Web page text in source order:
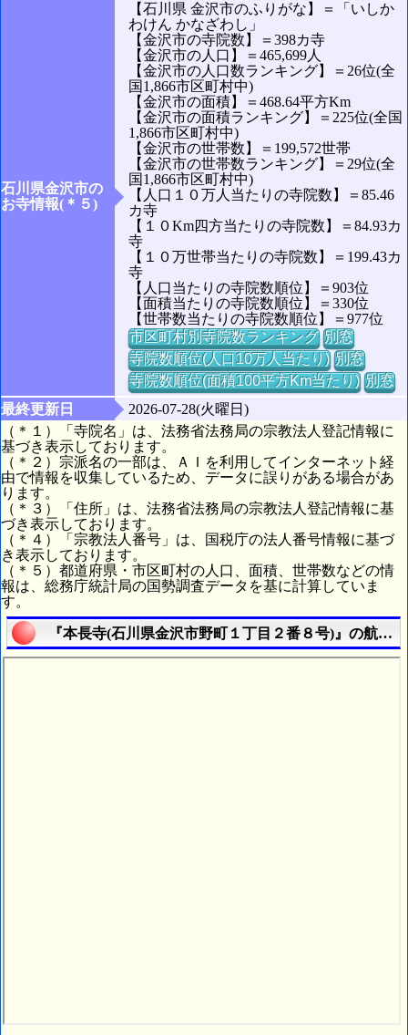
石川県金沢市の
お寺情報(＊５)
【石川県 金沢市のふりがな】＝「いしか
わけん かなざわし」
【金沢市の寺院数】＝398カ寺
【金沢市の人口】＝465,699人
【金沢市の人口数ランキング】＝26位(全
国1,866市区町村中)
【金沢市の面積】＝468.64平方Km
【金沢市の面積ランキング】＝225位(全国
1,866市区町村中)
【金沢市の世帯数】＝199,572世帯
【金沢市の世帯数ランキング】＝29位(全
国1,866市区町村中)
【人口１０万人当たりの寺院数】＝85.46
カ寺
【１０Km四方当たりの寺院数】＝84.93カ
寺
【１０万世帯当たりの寺院数】＝199.43カ
寺
【人口当たりの寺院数順位】＝903位
【面積当たりの寺院数順位】＝330位
【世帯数当たりの寺院数順位】＝977位
市区町村別寺院数ランキング 別窓
寺院数順位(人口10万人当たり) 別窓
寺院数順位(面積100平方Km当たり) 別窓
最終更新日
2026-07-28(火曜日)
（＊１）「寺院名」は、法務省法務局の宗教法人登記情報に
基づき表示しております。
（＊２）宗派名の一部は、ＡＩを利用してインターネット経
由で情報を収集しているため、データに誤りがある場合があ
ります。
（＊３）「住所」は、法務省法務局の宗教法人登記情報に基
づき表示しております。
（＊４）「宗教法人番号」は、国税庁の法人番号情報に基づ
き表示しております。
（＊５）都道府県・市区町村の人口、面積、世帯数などの情
報は、総務庁統計局の国勢調査データを基に計算していま
す。
『本長寺(石川県金沢市野町１丁目２番８号)』の航空